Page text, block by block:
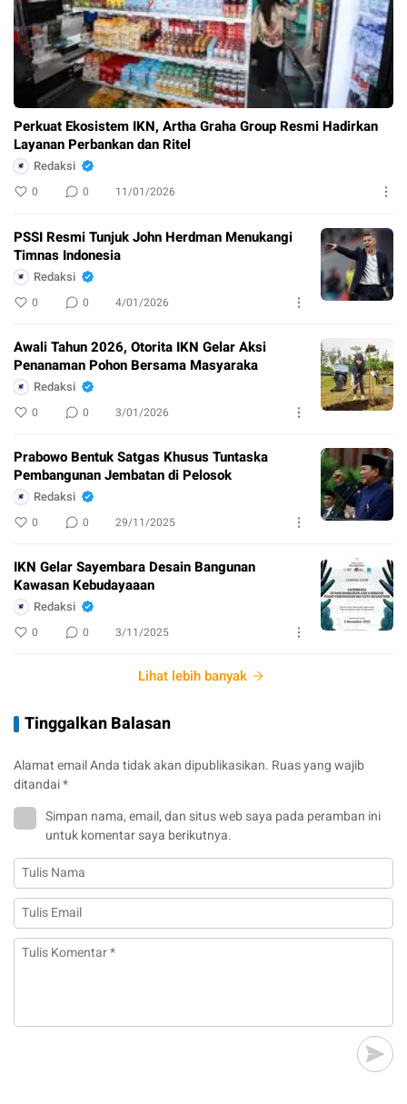
Perkuat Ekosistem IKN, Artha Graha Group Resmi Hadirkan
Layanan Perbankan dan Ritel
Redaksi
0 0 11/01/2026
PSSI Resmi Tunjuk John Herdman Menukangi
Timnas Indonesia
Redaksi
0 0 4/01/2026
Awali Tahun 2026, Otorita IKN Gelar Aksi
Penanaman Pohon Bersama Masyaraka
Redaksi
0 0 3/01/2026
Prabowo Bentuk Satgas Khusus Tuntaska
Pembangunan Jembatan di Pelosok
Redaksi
0 0 29/11/2025
IKN Gelar Sayembara Desain Bangunan
Kawasan Kebudayaaan
Redaksi
0 0 3/11/2025
Lihat lebih banyak
Tinggalkan Balasan
Alamat email Anda tidak akan dipublikasikan. Ruas yang wajib
ditandai*
Simpan nama, email, dan situs web saya pada peramban ini
untuk komentar saya berikutnya.